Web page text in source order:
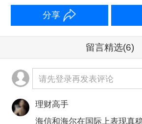
表示，搭载HarmonyOS
量已突破6000万。鸿蒙生
【点评】：鸿蒙6终端装机
台，增长势头十分迅猛，
分享
留言精选(6)
请先登录再发表评论
理财高手
海信和海尔在国际上表现真稳